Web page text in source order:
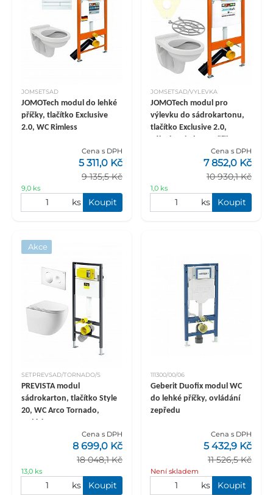
JOMSETSAD
JOMOTech modul do lehké
příčky, tlačítko Exclusive
2.0, WC Rimless
Cena s DPH
9 135,5 Kč
5 311,0 Kč
9,0 ks
ks Koupit
JOMSETSAD/VYLEVKA
JOMOTech modul pro
výlevku do sádrokartonu,
tlačítko Exclusive 2.0,
výlevka Rimless, mřížka,
těsnění pod keramikuCena s DPH
10 930,1 Kč
7 852,0 Kč
1,0 ks
ks Koupit
Akce
SETPREVSAD/TORNADO/S
PREVISTA modul
sádrokarton, tlačítko Style
20, WC Arco Tornado,
sedátko SLIM
Cena s DPH
18 048,1 Kč
8 699,0 Kč
13,0 ks
ks Koupit
111300/00/06
Geberit Duofix modul WC
do lehké příčky, ovládání
zepředu
Cena s DPH
11 526,5 Kč
5 432,9 Kč
Není skladem
ks Koupit